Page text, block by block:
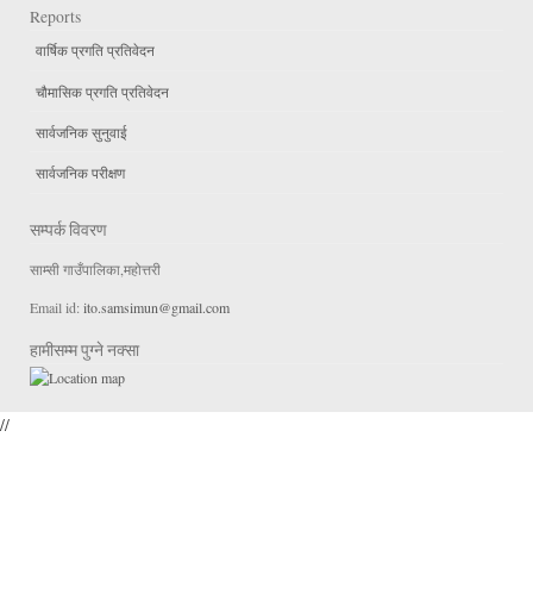
Reports
वार्षिक प्रगति प्रतिवेदन
चौमासिक प्रगति प्रतिवेदन
सार्वजनिक सुनुवाई
सार्वजनिक परीक्षण
सम्पर्क विवरण
साम्सी गाउँपालिका,महोत्तरी
Email id: ito.samsimun@gmail.com
हामीसम्म पुग्ने नक्सा
//